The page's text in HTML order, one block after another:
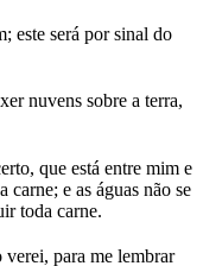
este será por sinal do
nuvens sobre a terra,
que está entre mim e
carne; e as águas não se
toda carne.
verei, para me lembrar